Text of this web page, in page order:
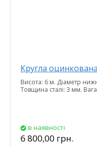
Кругла
Висота: 6 м. Діаметр
Товщина сталі: 3 мм.
в наявності
6 800,00 грн.